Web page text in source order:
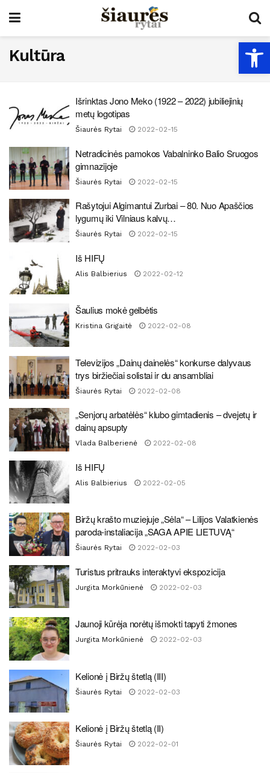
Kultūra
Išrinktas Jono Meko (1922 – 2022) jubiliejinių
metų logotipas
Šiaurės Rytai 2022-02-15
Netradicinės pamokos Vabalninko Balio Sruogos
gimnazijoje
Šiaurės Rytai 2022-02-15
Rašytojui Algimantui Zurbai – 80. Nuo Apaščios
lygumų iki Vilniaus kalvų…
Šiaurės Rytai 2022-02-15
Iš HIFŲ
Alis Balbierius 2022-02-12
Šaulius mokė gelbėtis
Kristina Grigaitė 2022-02-08
Televizijos „Dainų dainelės“ konkurse dalyvaus
trys biržiečiai solistai ir du ansambliai
Šiaurės Rytai 2022-02-08
„Senjorų arbatėlės“ klubo gimtadienis – dvejetų ir
dainų apsupty
Vlada Balberienė 2022-02-08
Iš HIFŲ
Alis Balbierius 2022-02-05
Biržų krašto muziejuje „Sėla“ – Lilijos Valatkienės
paroda-instaliacija „SAGA APIE LIETUVĄ“
Šiaurės Rytai 2022-02-03
Turistus pritrauks interaktyvi ekspozicija
Jurgita Morkūnienė 2022-02-03
Jaunoji kūrėja norėtų išmokti tapyti žmones
Jurgita Morkūnienė 2022-02-03
Kelionė į Biržų štetlą (III)
Šiaurės Rytai 2022-02-03
Kelionė į Biržų štetlą (II)
Šiaurės Rytai 2022-02-01